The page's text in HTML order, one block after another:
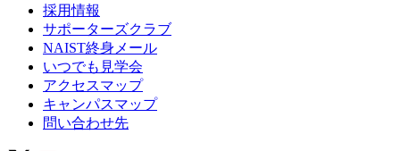
採用情報
サポーターズクラブ
NAIST終身メール
いつでも見学会
アクセスマップ
キャンパスマップ
問い合わせ先